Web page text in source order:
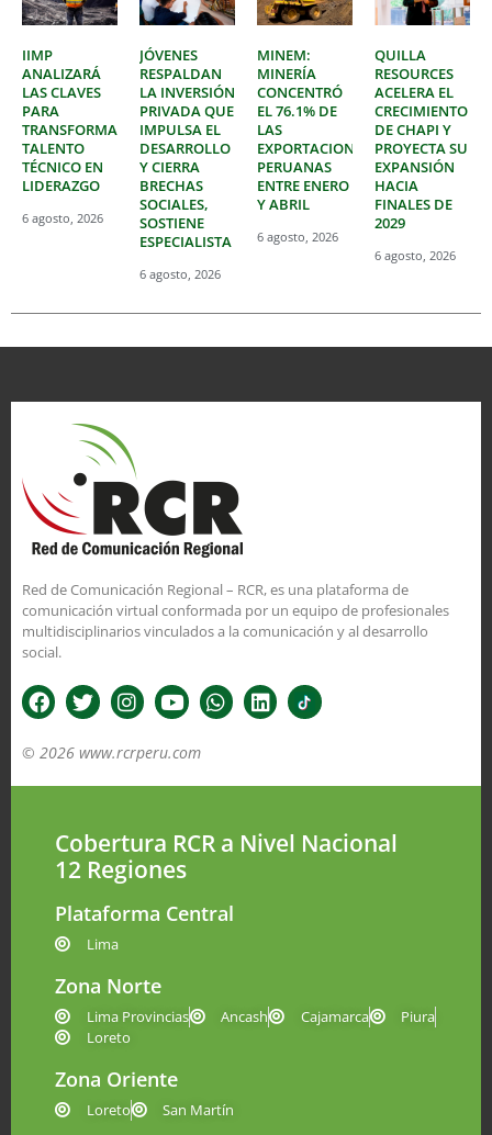
IIMP
ANALIZARÁ
LAS CLAVES
PARA
TRANSFORMAR
TALENTO
TÉCNICO EN
LIDERAZGO
6 agosto, 2026
JÓVENES
RESPALDAN
LA INVERSIÓN
PRIVADA QUE
IMPULSA EL
DESARROLLO
Y CIERRA
BRECHAS
SOCIALES,
SOSTIENE
ESPECIALISTA
6 agosto, 2026
MINEM:
MINERÍA
CONCENTRÓ
EL 76.1% DE
LAS
EXPORTACIONES
PERUANAS
ENTRE ENERO
Y ABRIL
6 agosto, 2026
QUILLA
RESOURCES
ACELERA EL
CRECIMIENTO
DE CHAPI Y
PROYECTA SU
EXPANSIÓN
HACIA
FINALES DE
2029
6 agosto, 2026
Red de Comunicación Regional – RCR, es una plataforma de
comunicación virtual conformada por un equipo de profesionales
multidisciplinarios vinculados a la comunicación y al desarrollo
social.
© 2026 www.rcrperu.com
Cobertura RCR a Nivel Nacional
12 Regiones
Plataforma Central
Lima
Zona Norte
Lima Provincias Ancash Cajamarca
Piura
Loreto
Zona Oriente
Loreto San Martín